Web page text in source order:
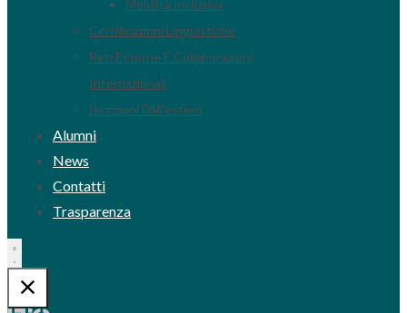
Mobilità Inclusiva
Certificazioni Linguistiche
Reti Esterne E Collaborazioni
Internazionali
Iscrizioni Dall’estero
Alumni
News
Contatti
Trasparenza